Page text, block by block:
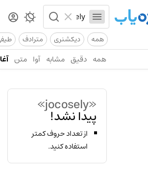
همه دیکشنری مترادف
همه دقیق مشابه آوا متن
«jocosely»
پیدا نشد!
از تعداد حروف کمتر
استفاده کنید.